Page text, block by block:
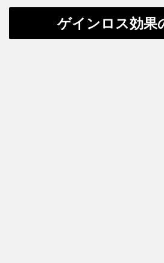
ゲインロス効果